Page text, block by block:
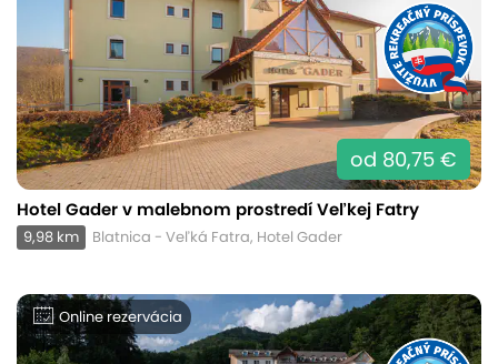
od 80,75 €
Hotel Gader v malebnom prostredí Veľkej Fatry
9,98 km Blatnica - Veľká Fatra, Hotel Gader
Online rezervácia